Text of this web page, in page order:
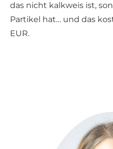
das nicht kalkweis ist,
Partikel hat… und das
EUR.